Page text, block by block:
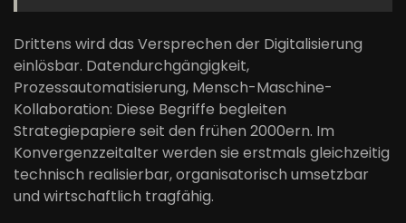
Drittens wird das Versprechen der Digitalisierung
einlösbar. Datendurchgängigkeit,
Prozessautomatisierung, Mensch-Maschine-
Kollaboration: Diese Begriffe begleiten
Strategiepapiere seit den frühen 2000ern. Im
Konvergenzzeitalter werden sie erstmals gleichzeitig
technisch realisierbar, organisatorisch umsetzbar
und wirtschaftlich tragfähig.